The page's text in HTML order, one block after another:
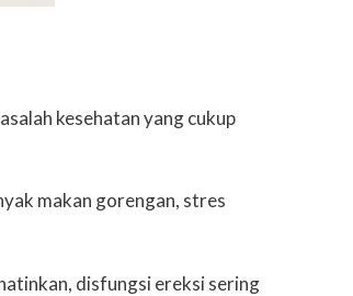
kesehatan yang cukup
makan gorengan, stres
disfungsi ereksi sering